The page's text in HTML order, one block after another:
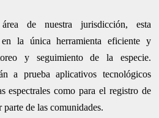
de nuestra jurisdicción, esta
la única herramienta eficiente y
y seguimiento de la especie.
a prueba aplicativos tecnológicos
espectrales como para el registro de
de las comunidades.